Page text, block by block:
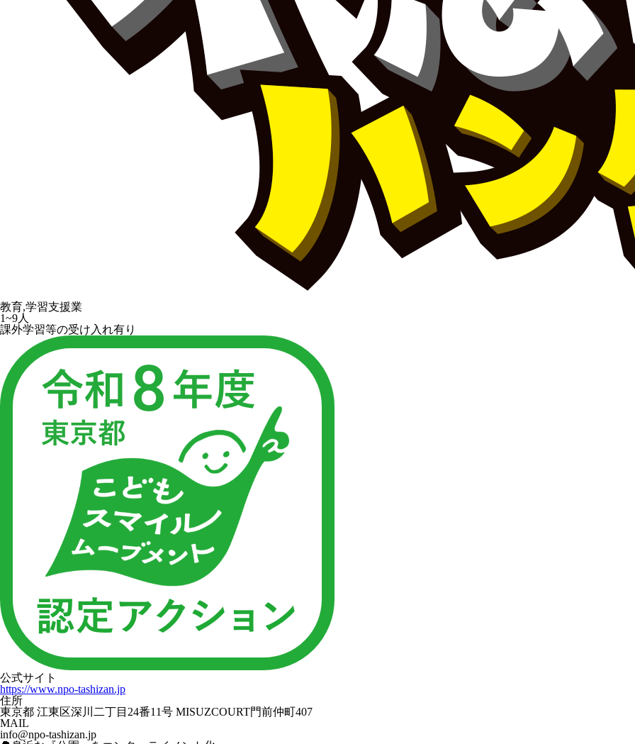
教育,学習支援業
1~9人
課外学習等の受け入れ有り
公式サイト
https://www.npo-tashizan.jp
住所
東京都 江東区深川二丁目24番11号 MISUZCOURT門前仲町407
MAIL
info@npo-tashizan.jp